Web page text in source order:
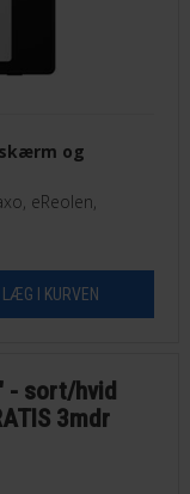
skærm og
eReolen,
- sort/hvid
3mdr